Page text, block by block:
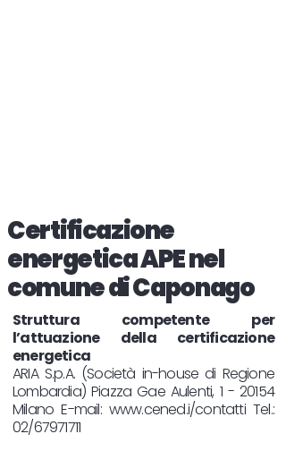
Certificazione
energetica APE nel
comune di Caponago
Struttura competente per
l’attuazione della certificazione
energetica
ARIA S.p.A. (Società in-house di Regione
Lombardia) Piazza Gae Aulenti, 1 - 20154
Milano E-mail: www.cened.i/contattiTel.:
02/67971711